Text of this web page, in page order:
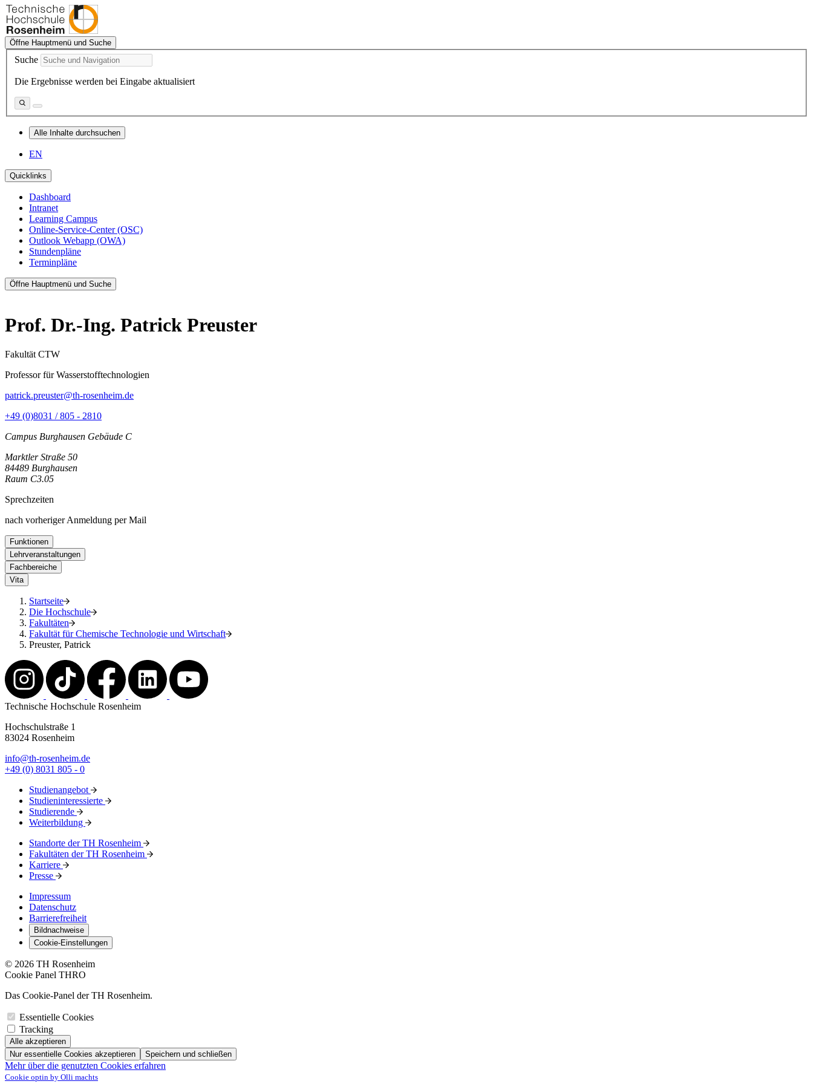
Öffne Hauptmenü und Suche
Suche
Die Ergebnisse werden bei Eingabe aktualisiert
Alle Inhalte durchsuchen
EN
Quicklinks
Dashboard
Intranet
Learning Campus
Online-Service-Center (OSC)
Outlook Webapp (OWA)
Stundenpläne
Terminpläne
Öffne Hauptmenü und Suche
Prof. Dr.-Ing. Patrick Preuster
Fakultät CTW
Professor für Wasserstofftechnologien
patrick.preuster@th-rosenheim.de
+49 (0)8031 / 805 - 2810
Campus Burghausen Gebäude C
Marktler Straße 50
84489 Burghausen
Raum C3.05
Sprechzeiten
nach vorheriger Anmeldung per Mail
Funktionen
Lehrveranstaltungen
Fachbereiche
Vita
Startseite
Die Hochschule
Fakultäten
Fakultät für Chemische Technologie und Wirtschaft
Preuster, Patrick
Technische Hochschule Rosenheim
Hochschulstraße 1
83024 Rosenheim
info@th-rosenheim.de
+49 (0) 8031 805 - 0
Studienangebot
Studieninteressierte
Studierende
Weiterbildung
Standorte der TH Rosenheim
Fakultäten der TH Rosenheim
Karriere
Presse
Impressum
Datenschutz
Barrierefreiheit
Bildnachweise
Cookie-Einstellungen
© 2026 TH Rosenheim
Cookie Panel THRO
Das Cookie-Panel der TH Rosenheim.
Essentielle Cookies
Tracking
Alle akzeptieren
Nur essentielle Cookies akzeptieren
Speichern und schließen
Mehr über die genutzten Cookies erfahren
Cookie optin by Olli machts